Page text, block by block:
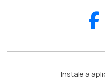
Instale a